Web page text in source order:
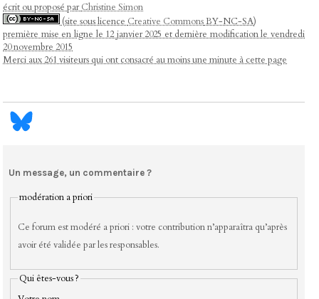
écrit ou proposé parChristine Simon
(site sous licence Creative CommonsBY-NC-SA)
première mise en ligne le 12 janvier 2025 et dernière modification le vendredi
20 novembre 2015
Merci aux 261 visiteurs qui ont consacré au moins une minute à cette page
Un message, un commentaire ?
modération a priori
Ce forum est modéré a priori : votre contribution n’apparaîtra qu’après
avoir été validée par les responsables.
Qui êtes-vous ?